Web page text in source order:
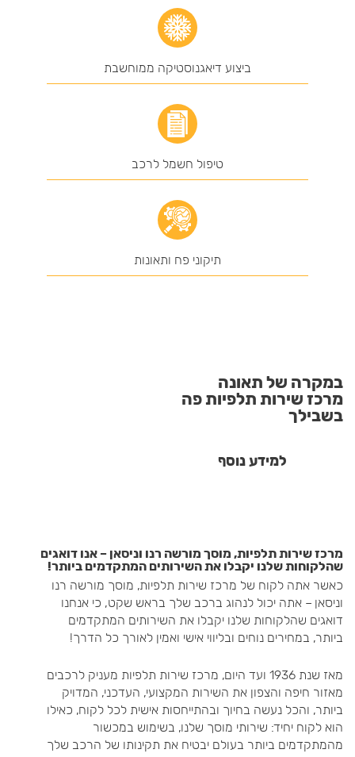
ביצוע דיאגנוסטיקה ממוחשבת
טיפול חשמל לרכב
תיקוני פח ותאונות
מרכז שירות תלפיות, מוסך מורשה רנו וניסאן – אנו דואגים
שהלקוחות שלנו יקבלו את השירותים המתקדמים ביותר!
כאשר אתה לקוח של מרכז שירות תלפיות, מוסך מורשה רנו
וניסאן – אתה יכול לנהוג ברכב שלך בראש שקט, כי אנחנו
דואגים שהלקוחות שלנו יקבלו את השירותים המתקדמים
ביותר, במחירים נוחים ובליווי אישי ואמין לאורך כל הדרך!
מאז שנת 1936 ועד היום, מרכז שירות תלפיות מעניק לרכבים
מאזור חיפה והצפון את השירות המקצועי, העדכני, המדויק
ביותר, והכל נעשה בחיוך ובהתייחסות אישית לכל לקוח, כאילו
הוא לקוח יחיד: שירותי מוסך שלנו, בשימוש במכשור
מהמתקדמים ביותר בעולם יבטיח את תקינותו של הרכב שלך
במקרה של תאונה
מרכז שירות תלפיות פה
בשבילך
למידע נוסף